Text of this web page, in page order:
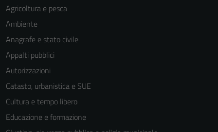
Agricoltura e pesca
Ambiente
Anagrafe e stato civile
Appalti pubblici
Autorizzazioni
Catasto, urbanistica e SUE
Cultura e tempo libero
Educazione e formazione